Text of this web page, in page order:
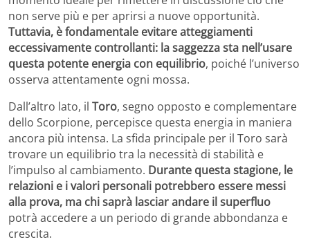
non serve più e per aprirsi a nuove opportunità.
Tuttavia, è fondamentale evitare atteggiamenti
eccessivamente controllanti: la saggezza sta nell’usare
questa potente energia con equilibrio, poiché l’universo
osserva attentamente ogni mossa.
Dall’altro lato, il Toro, segno opposto e complementare
dello Scorpione, percepisce questa energia in maniera
ancora più intensa. La sfida principale per il Toro sarà
trovare un equilibrio tra la necessità di stabilità e
l’impulso al cambiamento. Durante questa stagione, le
relazioni e i valori personali potrebbero essere messi
alla prova, ma chi saprà lasciar andare il superfluo
potrà accedere a un periodo di grande abbondanza e
crescita.